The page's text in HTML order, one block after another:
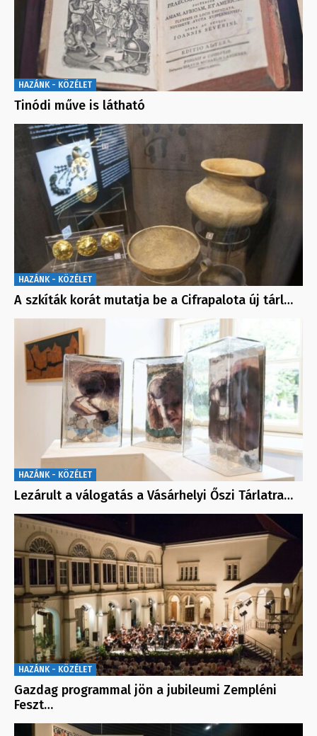
HAZÁNK - KÖZÉLET
Tinódi műve is látható
HAZÁNK - KÖZÉLET
A szkíták korát mutatja be a Cifrapalota új tárl…
HAZÁNK - KÖZÉLET
Lezárult a válogatás a Vásárhelyi Őszi Tárlatra…
HAZÁNK - KÖZÉLET
Gazdag programmal jön a jubileumi Zempléni
Feszt…